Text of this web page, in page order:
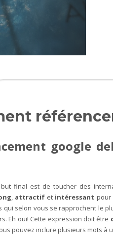
google
but final est de toucher des
attractif et intéressant pour
qui selon vous se rapprochent le
Eh oui! Cette expression doit être
pouvez inclure plusieurs mots à